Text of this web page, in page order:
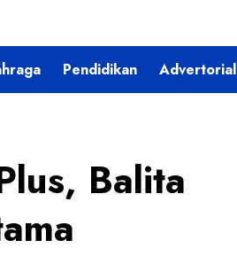
Pendidikan Advertorial
Balita